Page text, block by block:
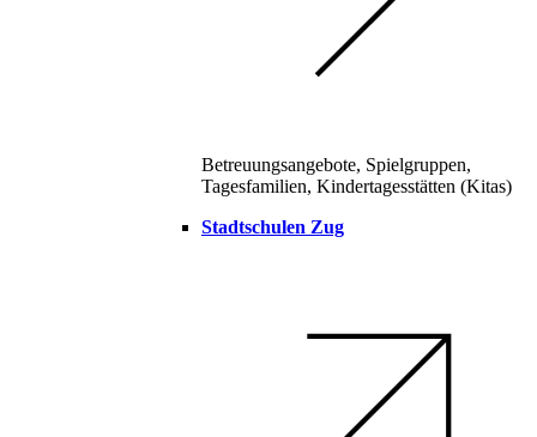
Betreuungsangebote, Spielgruppen,
Tagesfamilien, Kindertagesstätten (Kitas)
Stadtschulen Zug